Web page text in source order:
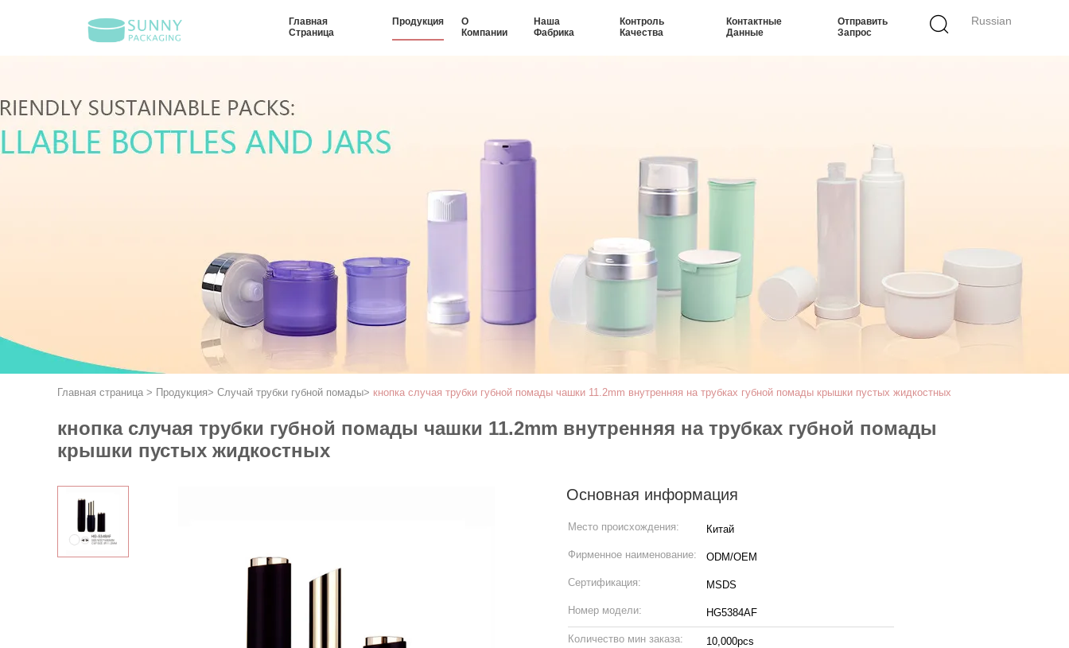
Russian
Главная
Страница
Продукция
О
Компании
Наша
Фабрика
Контроль
Качества
Контактные
Данные
Отправить
Запрос
Главная страница > Продукция> Случай трубки губной помады> кнопка случая трубки губной помады чашки 11.2mm внутренняя на трубках губной помады крышки пустых жидкостных
кнопка случая трубки губной помады чашки 11.2mm внутренняя на трубках губной помады
крышки пустых жидкостных
Основная информация
Место происхождения: Китай
Фирменное наименование: ODM/OEM
Сертификация: MSDS
Номер модели: HG5384AF
Количество мин заказа: 10,000pcs